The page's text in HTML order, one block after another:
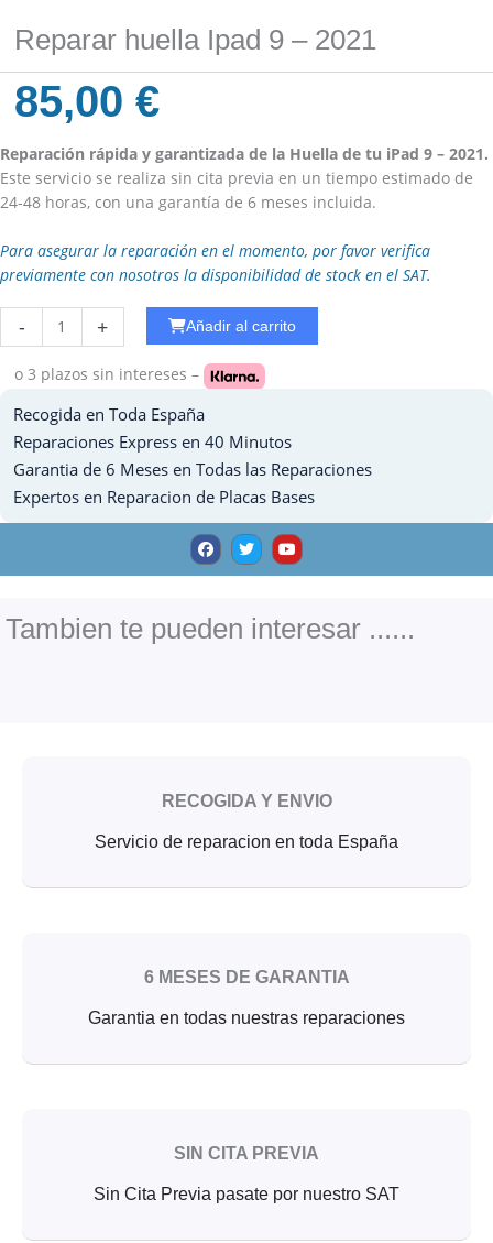
Reparar huella Ipad 9 – 2021
85,00€
Reparación rápida y garantizada de la Huella de tu iPad 9 – 2021.
Este servicio se realiza sin cita previa en un tiempo estimado de
24-48 horas, con una garantía de 6 meses incluida.
Para asegurar la reparación en el momento, por favor verifica
previamente con nosotros la disponibilidad de stock en el SAT.
-
Carga
Ipad
cantidad
+ Añadir al carrito
o 3 plazos sin intereses –
Recogida en Toda España
Reparaciones Express en 40 Minutos
Garantia de 6 Meses en Todas las Reparaciones
Expertos en Reparacion de Placas Bases
F
a
c
e
o
k
T
w
i
t
Y
o
u
t
e
Tambien te pueden interesar ......
RECOGIDA Y ENVIO
Servicio de reparacion en toda España
6 MESES DE GARANTIA
Garantia en todas nuestras reparaciones
SIN CITA PREVIA
Sin Cita Previa pasate por nuestro SAT